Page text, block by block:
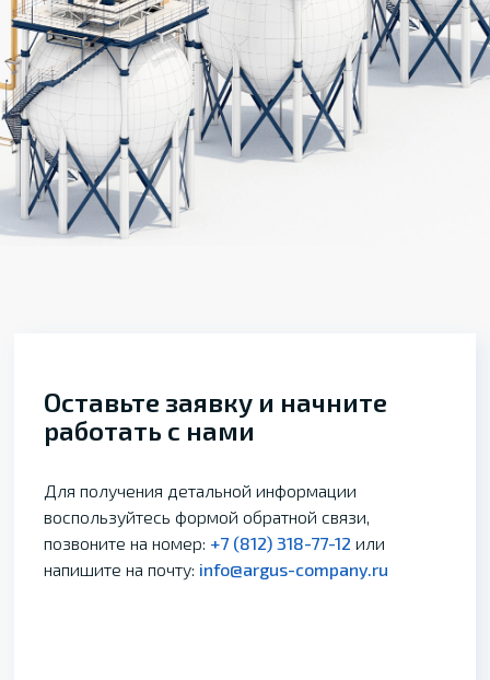
Оставьте заявку и начните
работать с нами
Для получения детальной информации
воспользуйтесь формой обратной связи,
позвоните на номер: +7 (812) 318-77-12 или
напишите на почту: info@argus-company.ru